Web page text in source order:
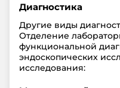
Диагностика
Другие виды
Отделение
функциональной
эндоскопических
исследования: